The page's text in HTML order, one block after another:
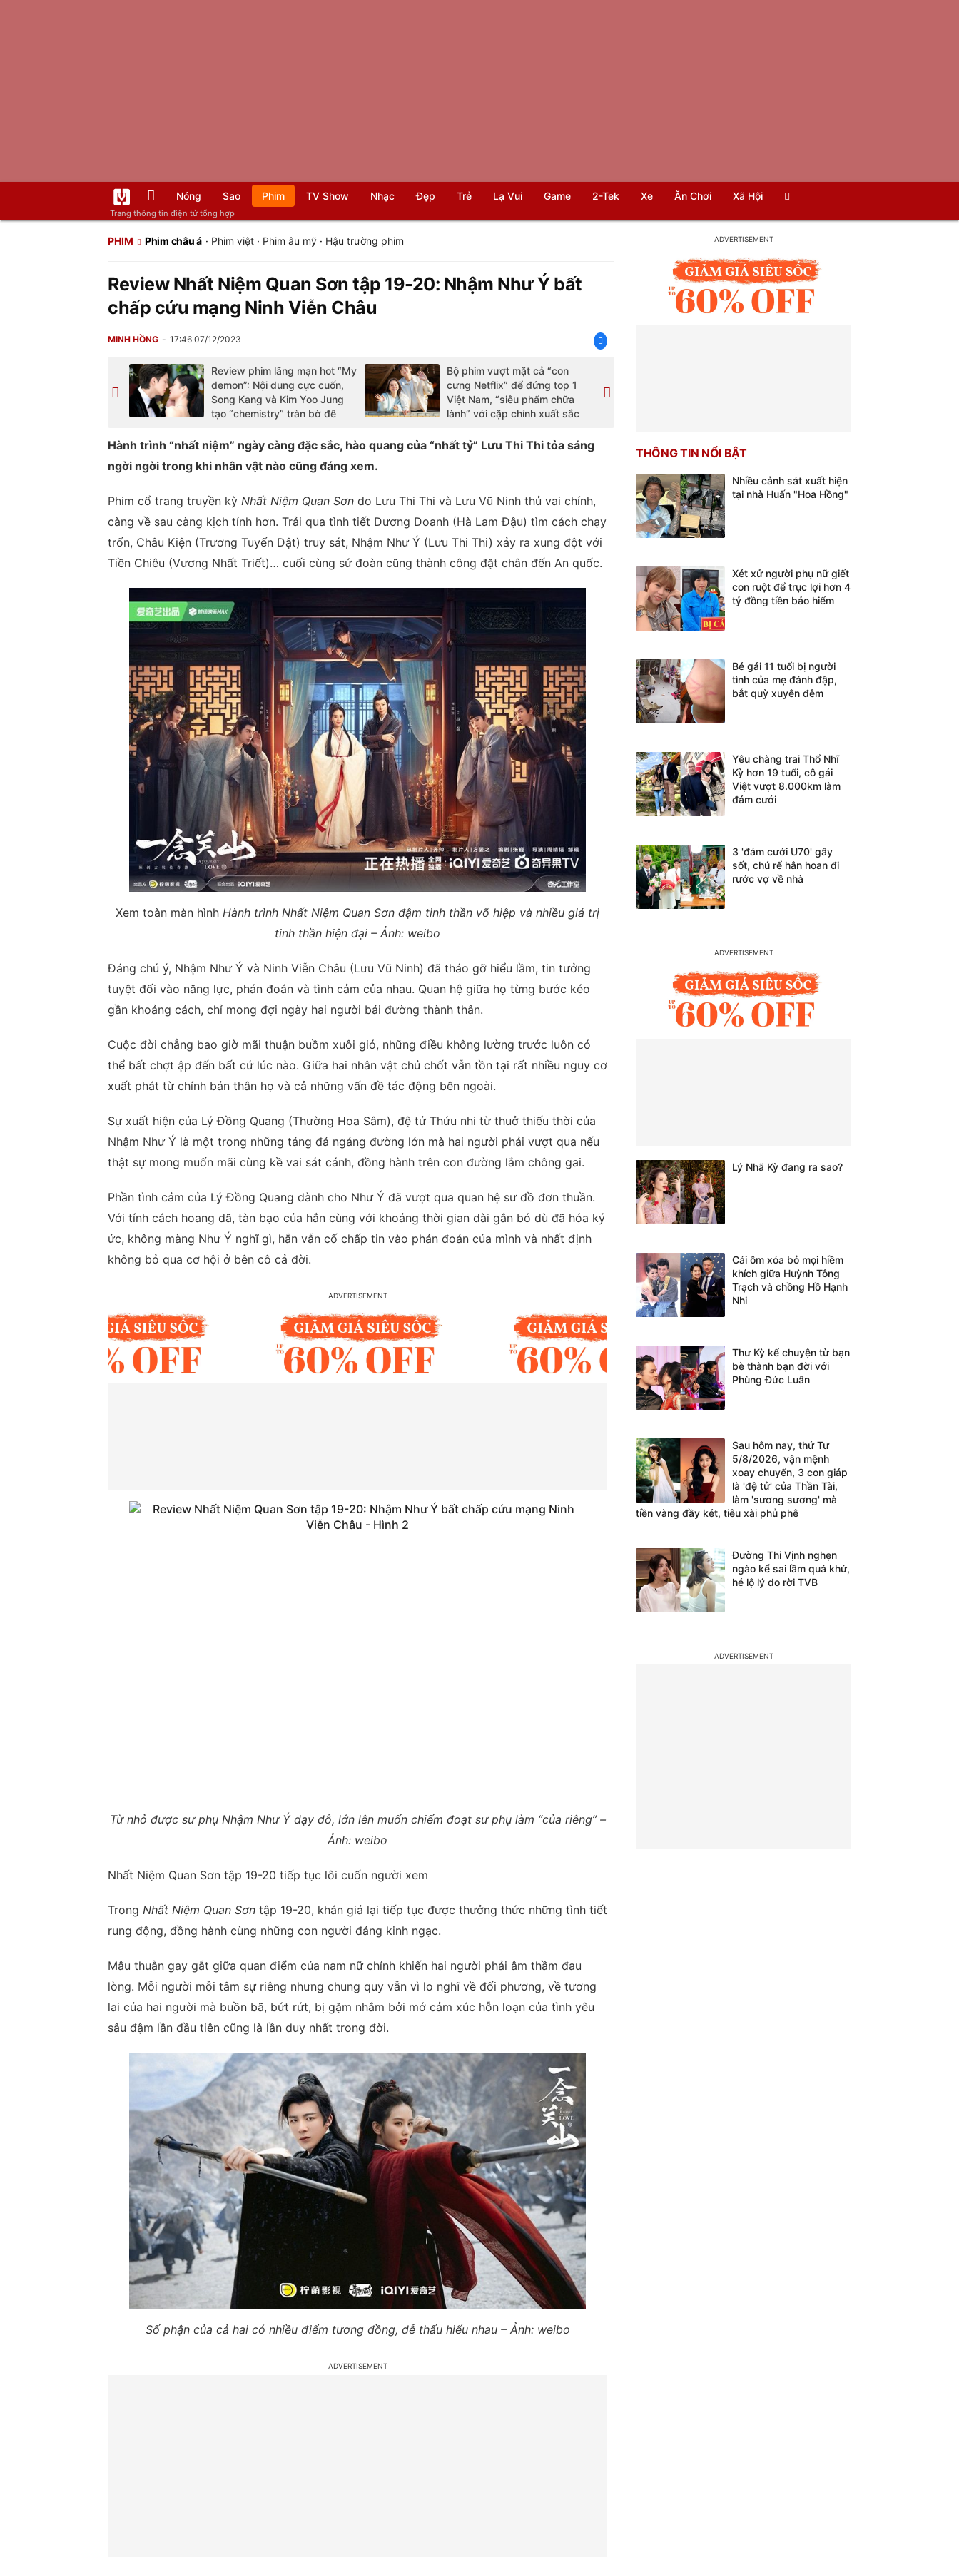
Trang thông tin điện tử tổng hợp
Nóng Sao Phim TV Show Nhạc Đẹp Trẻ Lạ Vui Game 2-Tek Xe Ăn Chơi Xã Hội
PHIM Phim châu á · Phim việt· Phim âu mỹ· Hậu trường phim
Review Nhất Niệm Quan Sơn tập 19-20: Nhậm Như Ý bất
chấp cứu mạng Ninh Viễn Châu
MINH HỒNG 17:46 07/12/2023
Review phim lãng mạn hot “My
demon”: Nội dung cực cuốn,
Song Kang và Kim Yoo Jung
tạo “chemistry” tràn bờ đê
Bộ phim vượt mặt cả “con
cưng Netflix” để đứng top 1
Việt Nam, “siêu phẩm chữa
lành” với cặp chính xuất sắc
Hành trình “nhất niệm” ngày càng đặc sắc, hào quang của “nhất tỷ” Lưu Thi Thi tỏa sáng
ngời ngời trong khi nhân vật nào cũng đáng xem.
Phim cổ trang truyền kỳ Nhất Niệm Quan Sơn do Lưu Thi Thi và Lưu Vũ Ninh thủ vai chính,
càng về sau càng kịch tính hơn. Trải qua tình tiết Dương Doanh (Hà Lam Đậu) tìm cách chạy
trốn, Châu Kiện (Trương Tuyến Dật) truy sát, Nhậm Như Ý (Lưu Thi Thi) xảy ra xung đột với
Tiền Chiêu (Vương Nhất Triết)… cuối cùng sứ đoàn cũng thành công đặt chân đến An quốc.
Xem toàn màn hình Hành trình Nhất Niệm Quan Sơn đậm tinh thần võ hiệp và nhiều giá trị
tinh thần hiện đại – Ảnh: weibo
Đáng chú ý, Nhậm Như Ý và Ninh Viễn Châu (Lưu Vũ Ninh) đã tháo gỡ hiểu lầm, tin tưởng
tuyệt đối vào năng lực, phán đoán và tình cảm của nhau. Quan hệ giữa họ từng bước kéo
gần khoảng cách, chỉ mong đợi ngày hai người bái đường thành thân.
Cuộc đời chẳng bao giờ mãi thuận buồm xuôi gió, những điều không lường trước luôn có
thể bất chợt ập đến bất cứ lúc nào. Giữa hai nhân vật chủ chốt vẫn tồn tại rất nhiều nguy cơ
xuất phát từ chính bản thân họ và cả những vấn đề tác động bên ngoài.
Sự xuất hiện của Lý Đồng Quang (Thường Hoa Sâm), đệ tử Thứu nhi từ thuở thiếu thời của
Nhậm Như Ý là một trong những tảng đá ngáng đường lớn mà hai người phải vượt qua nếu
thật sự mong muốn mãi cùng kề vai sát cánh, đồng hành trên con đường lắm chông gai.
Phần tình cảm của Lý Đồng Quang dành cho Như Ý đã vượt qua quan hệ sư đồ đơn thuần.
Với tính cách hoang dã, tàn bạo của hắn cùng với khoảng thời gian dài gắn bó dù đã hóa ký
ức, không màng Như Ý nghĩ gì, hắn vẫn cố chấp tin vào phán đoán của mình và nhất định
không bỏ qua cơ hội ở bên cô cả đời.
Từ nhỏ được sư phụ Nhậm Như Ý dạy dỗ, lớn lên muốn chiếm đoạt sư phụ làm “của riêng” –
Ảnh: weibo
Nhất Niệm Quan Sơn tập 19-20 tiếp tục lôi cuốn người xem
Trong Nhất Niệm Quan Sơn tập 19-20, khán giả lại tiếp tục được thưởng thức những tình tiết
rung động, đồng hành cùng những con người đáng kinh ngạc.
Mâu thuẫn gay gắt giữa quan điểm của nam nữ chính khiến hai người phải âm thầm đau
lòng. Mỗi người mỗi tâm sự riêng nhưng chung quy vẫn vì lo nghĩ về đối phương, về tương
lai của hai người mà buồn bã, bứt rứt, bị gặm nhắm bởi mớ cảm xúc hỗn loạn của tình yêu
sâu đậm lần đầu tiên cũng là lần duy nhất trong đời.
Số phận của cả hai có nhiều điểm tương đồng, dễ thấu hiểu nhau – Ảnh: weibo
THÔNG TIN NỔI BẬT
Nhiều cảnh sát xuất hiện
tại nhà Huấn "Hoa Hồng"
Xét xử người phụ nữ giết
con ruột để trục lợi hơn 4
tỷ đồng tiền bảo hiểm
Bé gái 11 tuổi bị người
tình của mẹ đánh đập,
bắt quỳ xuyên đêm
Yêu chàng trai Thổ Nhĩ
Kỳ hơn 19 tuổi, cô gái
Việt vượt 8.000km làm
đám cưới
3 'đám cưới U70' gây
sốt, chú rể hân hoan đi
rước vợ về nhà
Lý Nhã Kỳ đang ra sao?
Cái ôm xóa bỏ mọi hiềm
khích giữa Huỳnh Tông
Trạch và chồng Hồ Hạnh
Nhi
Thư Kỳ kể chuyện từ bạn
bè thành bạn đời với
Phùng Đức Luân
Sau hôm nay, thứ Tư
5/8/2026, vận mệnh
xoay chuyển, 3 con giáp
là 'đệ tử' của Thần Tài,
làm 'sương sương' mà
tiền vàng đầy két, tiêu xài phủ phê
Đường Thi Vịnh nghẹn
ngào kể sai lầm quá khứ,
hé lộ lý do rời TVB